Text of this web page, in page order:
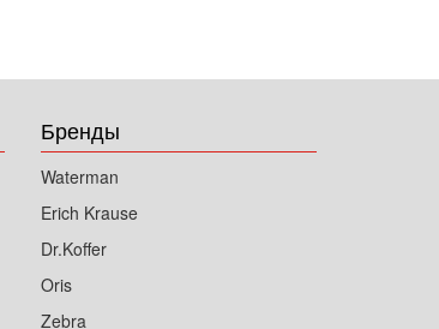
Бренды
Waterman
Erich Krause
Dr.Koffer
Oris
Zebra